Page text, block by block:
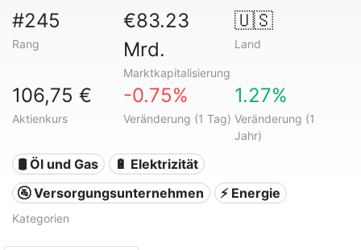
#245
Rang
€83.23
Mrd.
Marktkapitalisierung
🇺🇸
Land
106,75 €
Aktienkurs
-0.75%
Veränderung (1 Tag)
1.27%
Veränderung (1
Jahr)
🛢 Öl und Gas
🔋 Elektrizität
🚰 Versorgungsunternehmen
⚡ Energie
Kategorien